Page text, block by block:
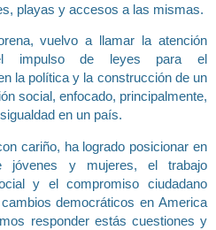
playas y accesos a las mismas.
vuelvo a llamar la atención
impulso de leyes para el
la política y la construcción de un
social, enfocado, principalmente,
en un país.
cariño, ha logrado posicionar en
jóvenes y mujeres, el trabajo
y el compromiso ciudadano
democráticos en America
responder estás cuestiones y